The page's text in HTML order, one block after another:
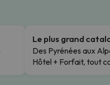
Le plus grand
Des Pyrénées aux
Hôtel + Forfait, tout